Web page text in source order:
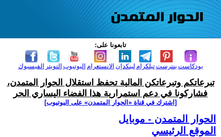
تابعونا على:
الفيسبوك التويتر اليوتيوب الانستغرام لينكدإن تيلكرامبنترست بودكاست
تبرعاتكم وتبرعاتكن المالية تحفظ استقلال الحوار المتمدن،
فشاركونا في دعم استمرارية هذا الفضاء اليساري الحر
[اشترك في قناة ‫«الحوار المتمدن» على اليوتيوب]
الحوار المتمدن - موبايل
الموقع الرئيسي